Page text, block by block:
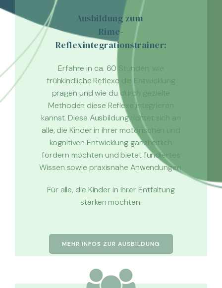
Ausbildung zum
Rime-
Reflexintegrationstrainer:
Erfahre in ca. 60 Stunden, wie
frühkindliche Reflexe die Entwicklung
prägen und wie du durch gezielte
Methoden diese Reflexe integrieren
kannst. Diese Ausbildung richtet sich an
alle, die Kinder in ihrer motorischen und
kognitiven Entwicklung ganzheitlich
fördern möchten und bietet fundiertes
Wissen sowie praxisnahe Anwendungen.
Für alle, die Kinder in ihrer Entfaltung
stärken möchten.
MEHR INFOS ZUR AUSBILDUNG